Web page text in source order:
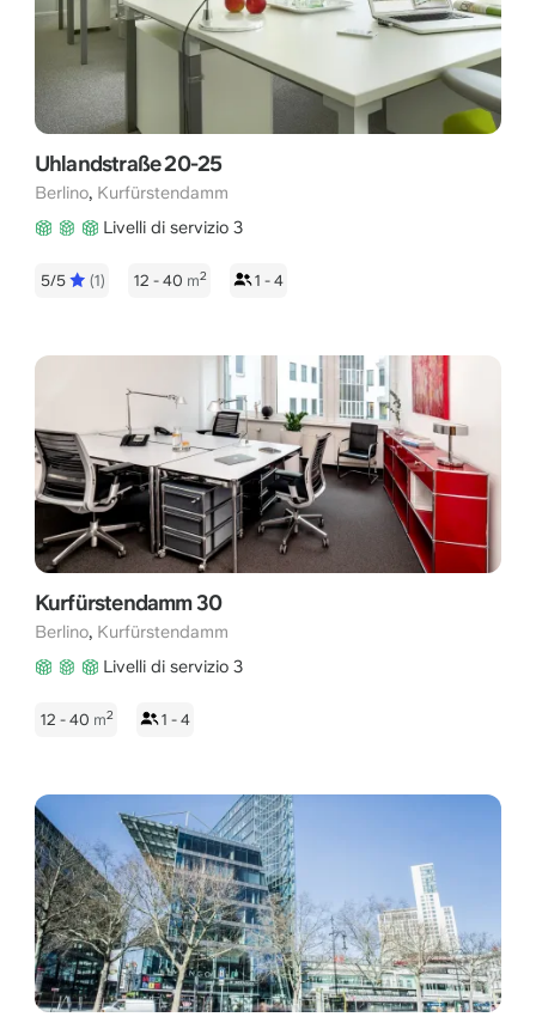
Uhlandstraße 20-25
Berlino, Kurfürstendamm
Livelli di servizio 3
5/5 (1) 12 - 40 m2 1 - 4
Kurfürstendamm 30
Berlino, Kurfürstendamm
Livelli di servizio 3
12 - 40 m2 1 - 4